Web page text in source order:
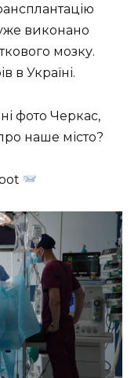
уже виконано
мозку.
в Україні.
фото Черкас,
наше місто?